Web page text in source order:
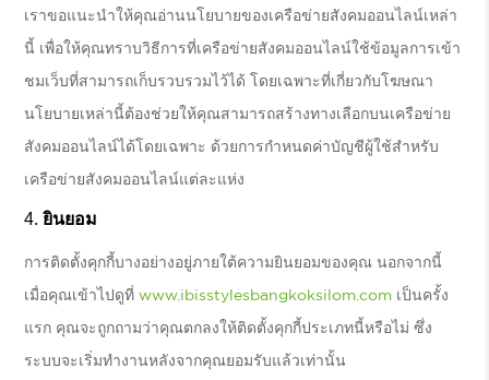
เราขอแนะนำให้คุณอ่านนโยบายของเครือข่ายสังคมออนไลน์เหล่า
นี้ เพื่อให้คุณทราบวิธีการที่เครือข่ายสังคมออนไลน์ใช้ข้อมูลการเข้า
ชมเว็บที่สามารถเก็บรวบรวมไว้ได้ โดยเฉพาะที่เกี่ยวกับโฆษณา
นโยบายเหล่านี้ต้องช่วยให้คุณสามารถสร้างทางเลือกบนเครือข่าย
สังคมออนไลน์ได้โดยเฉพาะ ด้วยการกำหนดค่าบัญชีผู้ใช้สำหรับ
เครือข่ายสังคมออนไลน์แต่ละแห่ง
ยินยอม
การติดตั้งคุกกี้บางอย่างอยู่ภายใต้ความยินยอมของคุณ นอกจากนี้
เมื่อคุณเข้าไปดูที่www.ibisstylesbangkoksilom.com เป็นครั้ง
แรก คุณจะถูกถามว่าคุณตกลงให้ติดตั้งคุกกี้ประเภทนี้หรือไม่ ซึ่ง
ระบบจะเริ่มทำงานหลังจากคุณยอมรับแล้วเท่านั้น